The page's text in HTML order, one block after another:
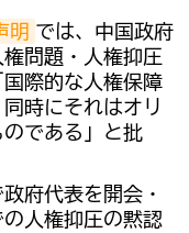
明 では、中国政府
問題・人権抑圧
際的な人権保障
時にそれはオリ
である」と批
府代表を開会・
人権抑圧の黙認